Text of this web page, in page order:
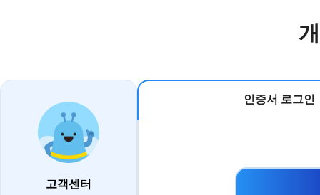
고객센터
인증서 로그인